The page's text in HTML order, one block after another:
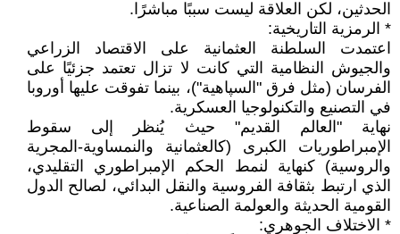
الحدثين، لكن العلاقة ليست سببًا مباشرًا.
* الرمزية التاريخية:
اعتمدت السلطنة العثمانية على الاقتصاد الزراعي
والجيوش النظامية التي كانت لا تزال تعتمد جزئيًا على
الفرسان (مثل فرق "السپاهية")، بينما تفوقت عليها أوروبا
في التصنيع والتكنولوجيا العسكرية.
نهاية "العالم القديم" حيث يُنظر إلى سقوط
الإمبراطوريات الكبرى (كالعثمانية والنمساوية-المجرية
والروسية) كنهاية لنمط الحكم الإمبراطوري التقليدي،
الذي ارتبط بثقافة الفروسية والنقل البدائي، لصالح الدول
القومية الحديثة والعولمة الصناعية.
* الاختلاف الجوهري: